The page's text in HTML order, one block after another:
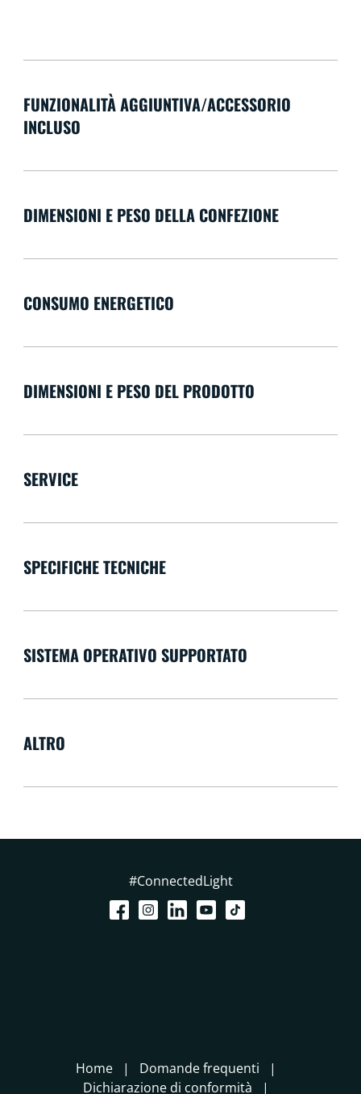
FUNZIONALITÀ AGGIUNTIVA/ACCESSORIO
INCLUSO
DIMENSIONI E PESO DELLA CONFEZIONE
CONSUMO ENERGETICO
DIMENSIONI E PESO DEL PRODOTTO
SERVICE
SPECIFICHE TECNICHE
SISTEMA OPERATIVO SUPPORTATO
ALTRO
#ConnectedLight
Home
Domande frequenti
Dichiarazione di conformità